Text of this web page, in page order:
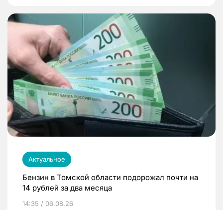
Актуальное
Бензин в Томской области подорожал почти на
14 рублей за два месяца
14:35 / 06.08.26